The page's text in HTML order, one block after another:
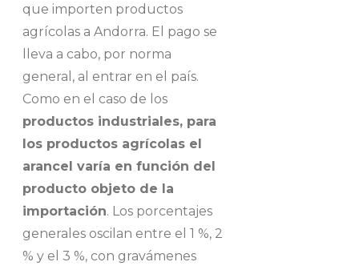
que importen productos
agrícolas a Andorra. El pago se
lleva a cabo, por norma
general, al entrar en el país.
Como en el caso de los
productos industriales, para
los productos agrícolas el
arancel varía en función del
producto objeto de la
importación. Los porcentajes
generales oscilan entre el 1 %, 2
% y el 3 %, con gravámenes